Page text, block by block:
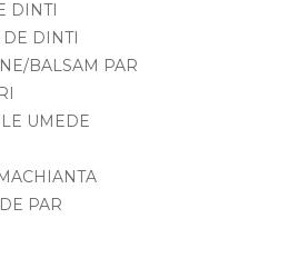
DINTI
DE DINTI
BALSAM PAR
UMEDE
PAR